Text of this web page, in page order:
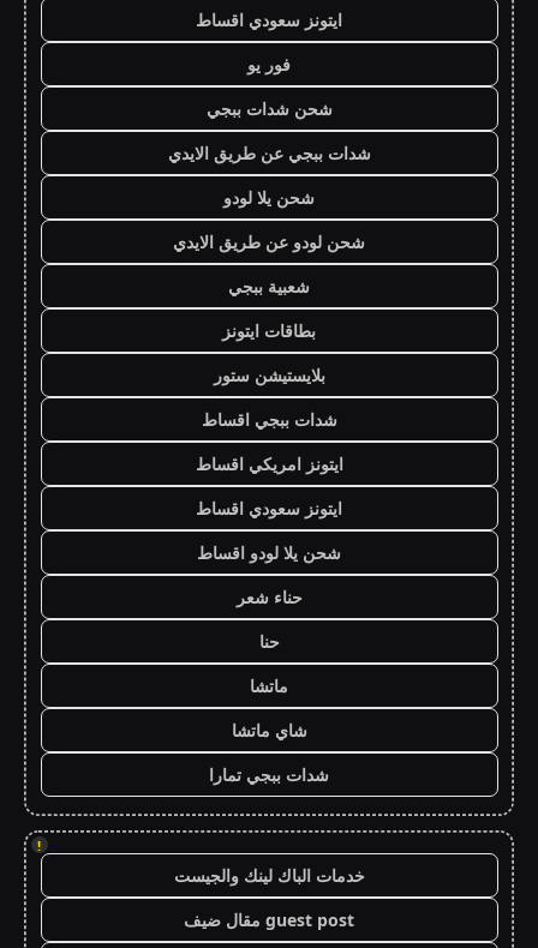
ايتونز سعودي اقساط
فور يو
شحن شدات ببجي
شدات ببجي عن طريق الايدي
شحن يلا لودو
شحن لودو عن طريق الايدي
شعبية ببجي
بطاقات ايتونز
بلايستيشن ستور
شدات ببجي اقساط
ايتونز امريكي اقساط
ايتونز سعودي اقساط
شحن يلا لودو اقساط
حناء شعر
حنا
ماتشا
شاي ماتشا
شدات ببجي تمارا
!
خدمات الباك لينك والجيست
guest post مقال ضيف